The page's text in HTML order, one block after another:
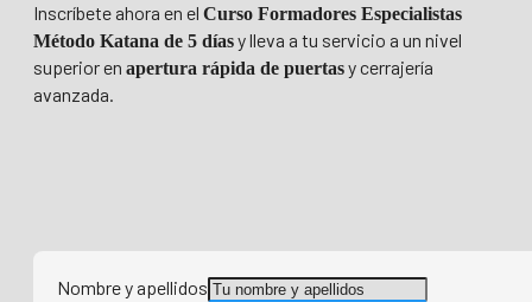
Inscríbete ahora en el Curso Formadores Especialistas
Método Katana de 5 díasy lleva a tu servicio a un nivel
superior en apertura rápida de puertasy cerrajería
avanzada.
Nombre y apellidos